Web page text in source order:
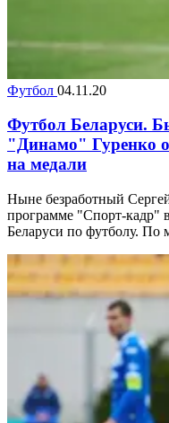
Футбол 04.11.20
Футбол Беларуси.
"Динамо" Гуренко
на медали
Ныне безработный
программе "Спорт-кадр"
Беларуси по футболу. По